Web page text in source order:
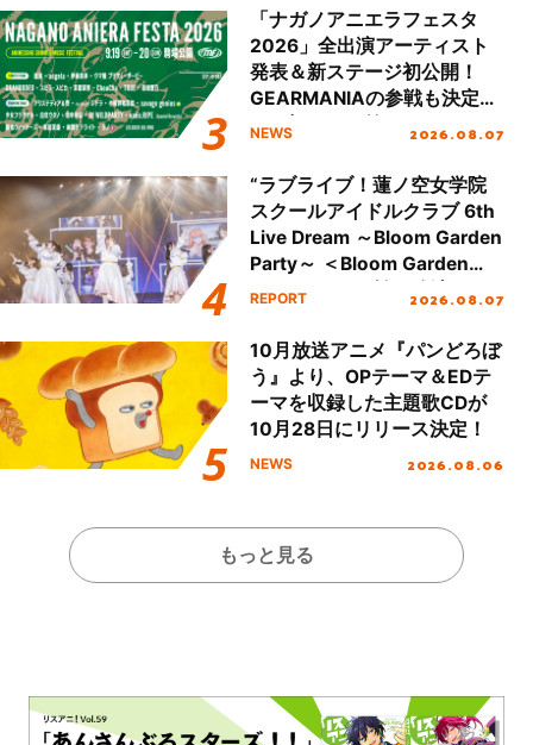
「ナガノアニエラフェスタ
2026」全出演アーティスト
発表＆新ステージ初公開！
GEARMANIAの参戦も決定
し、初となる第3ステージの
NEWS 2026.08.07
“ラブライブ！蓮ノ空女学院
スクールアイドルクラブ 6th
Live Dream ～Bloom Garden
Party～ ＜Bloom Garden
Party Stage／埼玉公演＞”
REPORT 2026.08.07
10月放送アニメ『パンどろぼ
う』より、OPテーマ＆EDテ
ーマを収録した主題歌CDが
10月28日にリリース決定！
NEWS 2026.08.06
もっと見る